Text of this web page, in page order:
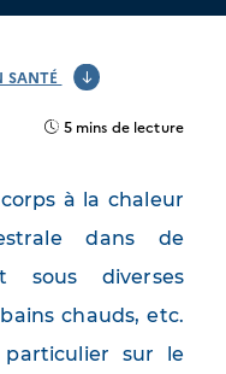
SANTÉ
5 mins de lecture
à la chaleur
dans de
sous diverses
chauds, etc.
sur le